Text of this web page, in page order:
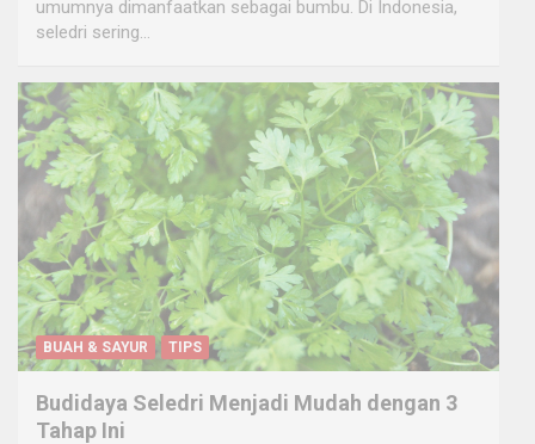
umumnya dimanfaatkan sebagai bumbu. Di Indonesia,
seledri sering…
BUAH & SAYUR TIPS
Budidaya Seledri Menjadi Mudah dengan 3
Tahap Ini